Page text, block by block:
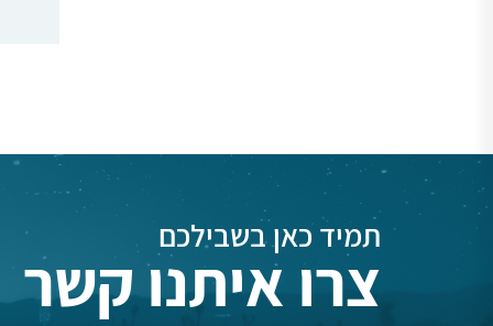
תמיד כאן בשבילכם
צרו איתנו קשר